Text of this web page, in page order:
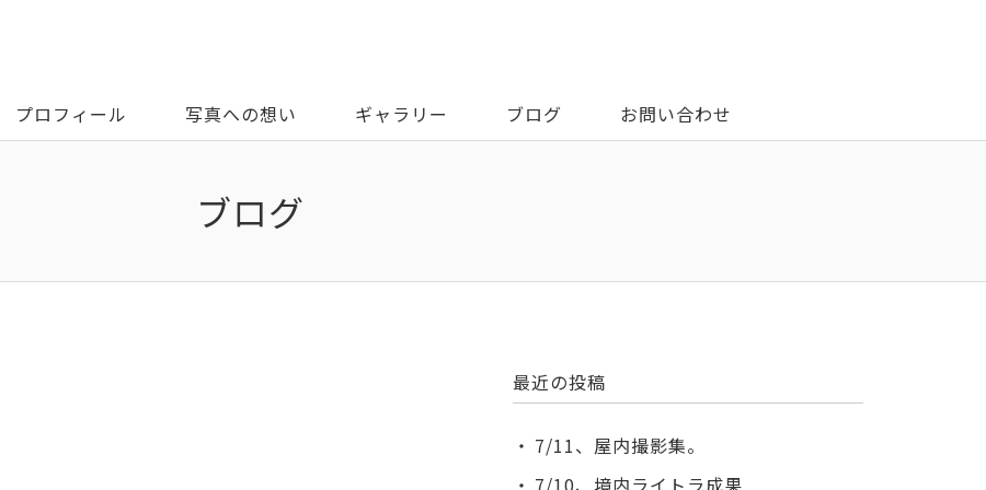
プロフィール 写真への想い ギャラリー ブログ お問い合わせ
ブログ
最近の投稿
7/11、屋内撮影集。